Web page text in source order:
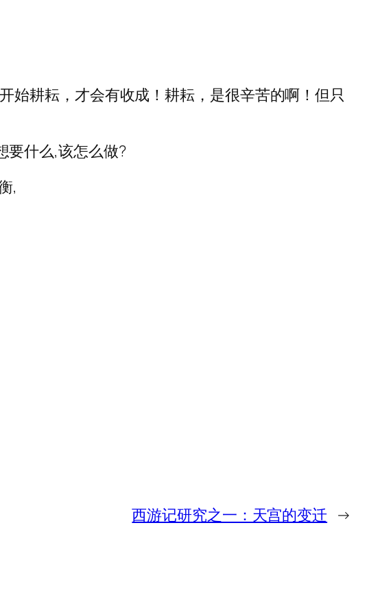
始耕耘，才会有收成！耕耘，是很辛苦的啊！但只
要什么,该怎么做?
,
西游记研究之一：天宫的变迁 →